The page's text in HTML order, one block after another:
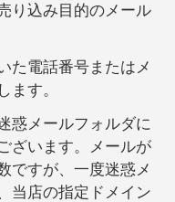
り込み目的のメール
た電話番号またはメ
ます。
惑メールフォルダに
ざいます。メールが
ですが、一度迷惑メ
当店の指定ドメイン